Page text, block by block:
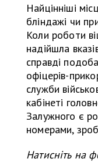
Найцінніші
бліндажі чи
Коли роботи
надійшла
справді
офіцерів-
служби
кабінеті
Залужного є
номерами,
Натисніть на